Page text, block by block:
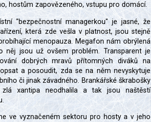
hostům zapovězeného, vstupu pro domácí.
"bezpečnostní managerkou" je jasné, že
která zde vešla v platnost, jsou stejně
menopauza. Megafon nám obrýlená
něj jsou už ovšem problém. Transparent je
dobrých mravů přítomných diváků na
a posoudit, zda se na něm nevyskytuje
či jinak závadného. Brankářské škrabošky
xantipa neodhalila a tak jsou naštěstí
ve vyznačeném sektoru pro hosty a v jeho